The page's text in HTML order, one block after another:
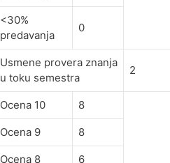
<30%
predavanja
0
Usmene provera znanja
u toku semestra
2
Ocena 10 8
Ocena 9 8
Ocena 8 6